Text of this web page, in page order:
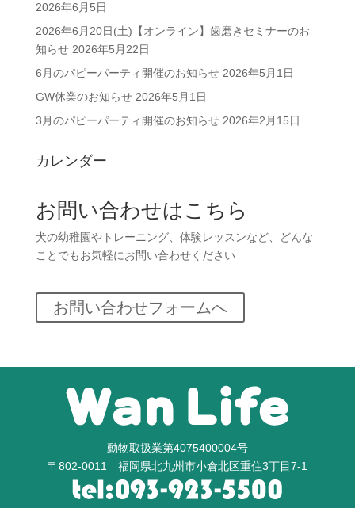
2026年6月5日
2026年6月20日(土)【オンライン】歯磨きセミナーのお
知らせ 2026年5月22日
6月のパピーパーティ開催のお知らせ 2026年5月1日
GW休業のお知らせ 2026年5月1日
3月のパピーパーティ開催のお知らせ 2026年2月15日
カレンダー
お問い合わせはこちら
犬の幼稚園やトレーニング、体験レッスンなど、どんな
ことでもお気軽にお問い合わせください
お問い合わせフォームへ
動物取扱業第4075400004号
〒802-0011 福岡県北九州市小倉北区重住3丁目7-1